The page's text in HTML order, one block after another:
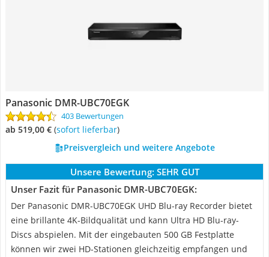
Panasonic DMR-UBC70EGK
403 Bewertungen
ab 519,00 € ( Sofort lieferbar)
Preisvergleich und weitere Angebote
Unsere Bewertung: SEHR GUT
Unser Fazit für Panasonic DMR-UBC70EGK:
Der Panasonic DMR-UBC70EGK UHD Blu-ray Recorder bietet
eine brillante 4K-Bildqualität und kann Ultra HD Blu-ray-
Discs abspielen. Mit der eingebauten 500 GB Festplatte
können wir zwei HD-Stationen gleichzeitig empfangen und